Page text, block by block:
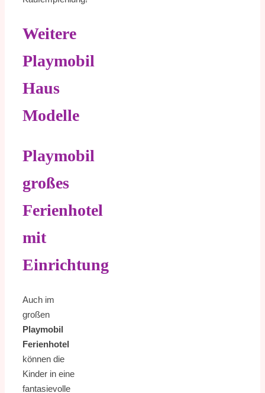
Weitere
Playmobil
Haus
Modelle
Playmobil
großes
Ferienhotel
mit
Einrichtung
Auch im
großen
Playmobil
Ferienhotel
können die
Kinder in eine
fantasievolle